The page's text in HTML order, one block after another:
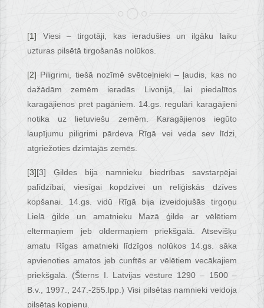
[1] Viesi – tirgotāji, kas ieradušies un ilgāku laiku
uzturas pilsētā tirgošanās nolūkos.
[2] Piligrimi, tiešā nozīmē svētceļnieki – ļaudis, kas no
dažādām zemēm ieradās Livonijā, lai piedalītos
karagājienos pret pagāniem. 14.gs. regulāri karagājieni
notika uz lietuviešu zemēm. Karagājienos iegūto
laupījumu piligrimi pārdeva Rīgā vei veda sev līdzi,
atgriežoties dzimtajās zemēs.
[3][3] Ģildes bija namnieku biedrības savstarpējai
palīdzībai, viesīgai kopdzīvei un reliģiskās dzīves
kopšanai. 14.gs. vidū Rīgā bija izveidojušās tirgoņu
Lielā ģilde un amatnieku Mazā ģilde ar vēlētiem
eltermaņiem jeb oldermaņiem priekšgalā. Atsevišķu
amatu Rīgas amatnieki līdzīgos nolūkos 14.gs. sāka
apvienoties amatos jeb cunftēs ar vēlētiem vecākajiem
priekšgalā. (Šterns I. Latvijas vēsture 1290 – 1500 –
B.v., 1997., 247.-255.lpp.) Visi pilsētas namnieki veidoja
pilsētas kopienu.